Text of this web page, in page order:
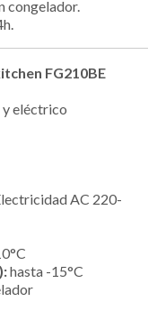
congelador.
FG210BE
eléctrico
AC 220-
hasta -15°C